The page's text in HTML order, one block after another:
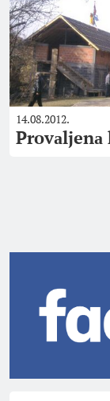
14.08.2012.
Provаljenа